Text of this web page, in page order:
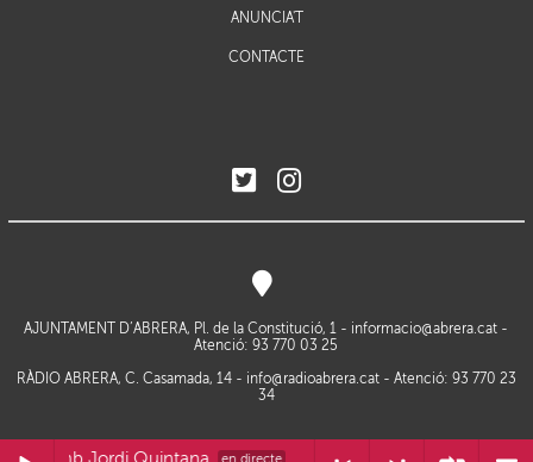
ANUNCIA'T
CONTACTE
AJUNTAMENT D’ABRERA, Pl. de la Constitució, 1 - informacio@abrera.cat -
Atenció: 93 770 03 25
RÀDIO ABRERA, C. Casamada, 14 - info@radioabrera.cat- Atenció: 93 770 23
34
en directe en directe